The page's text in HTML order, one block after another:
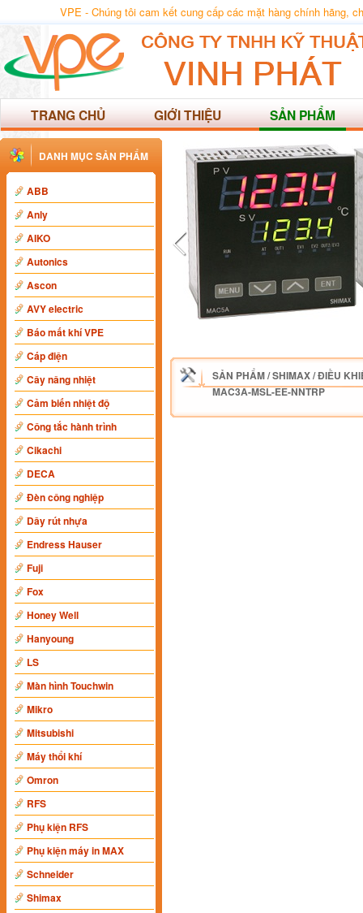
VPE - Chúng tôi cam kết cung cấp các mặt hàng chính hãng,
TRANG CHỦ GIỚI THIỆU SẢN PHẨM
DANH MỤC SẢN PHẨM
ABB
Anly
AIKO
Autonics
Ascon
AVY electric
Báo mất khí VPE
Cáp điện
Cây nâng nhiệt
Cảm biến nhiệt độ
Công tắc hành trình
Cikachi
DECA
Đèn công nghiệp
Dây rút nhựa
Endress Hauser
Fuji
Fox
Honey Well
Hanyoung
LS
Màn hình Touchwin
Mikro
Mitsubishi
Máy thổi khí
Omron
RFS
Phụ kiện RFS
Phụ kiện máy in MAX
Schneider
Shimax
SẢN PHẨM/SHIMAX/ĐIỀU
MAC3A-MSL-EE-NNTRP